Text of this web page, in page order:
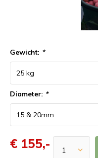
Gewicht: *
Diameter: *
€ 155,-